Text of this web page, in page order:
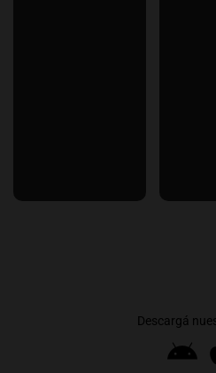
Descargá